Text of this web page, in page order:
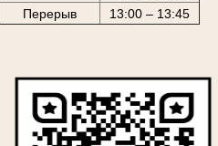
Перерыв
13:00 – 13:45